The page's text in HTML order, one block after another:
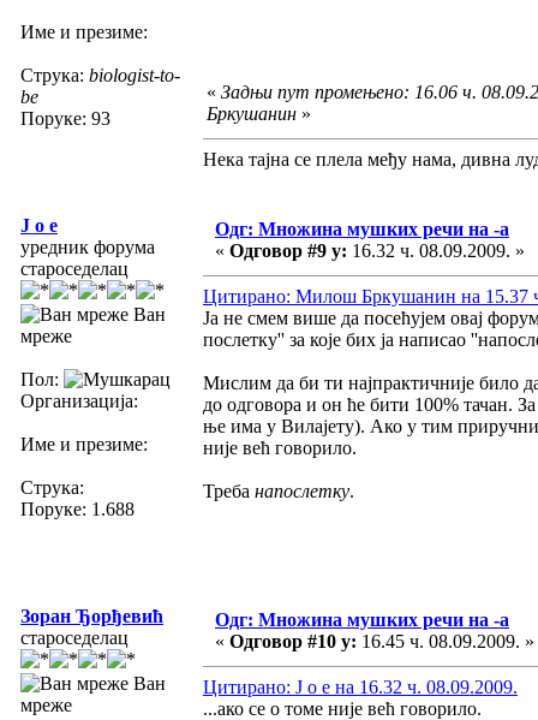
Име и презиме:
Струка: biologist-to-
be
Поруке: 93
« Задњи пут промењено: 16.06 ч.
Бркушанин »
Нека тајна се плела међу нама, дивна
J o e
уредник форума
староседелац
Ван
мреже
Пол:
Организација:
Име и презиме:
Струка:
Поруке: 1.688
Одг: Множина мушких речи на -а
« Одговор #9 у: 16.32 ч. 08.09.2009. »
Цитирано: Милош Бркушанин на 15.37
Ја не смем више да посећујем овај
послетку'' за које бих ја написао
Мислим да би ти најпрактичније било
до одговора и он ће бити 100% тачан.
ње има у Вилајету). Ако у тим
није већ говорило.
Треба напослетку.
Зоран Ђорђевић
староседелац
Ван
мреже
Одг: Множина мушких речи на -а
« Одговор #10 у: 16.45 ч. 08.09.2009. »
Цитирано: J o e на 16.32 ч. 08.09.2009.
...ако се о томе није већ говорило.